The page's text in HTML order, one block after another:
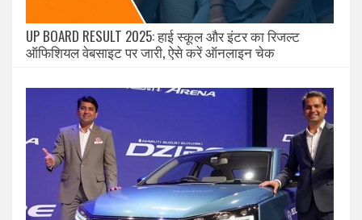
UP BOARD RESULT 2025: हाई स्कूल और इंटर का रिजल्ट
ऑफिशियल वेबसाइट पर जारी, ऐसे करें ऑनलाइन चेक